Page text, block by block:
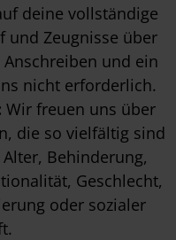
deine vollständige
und Zeugnisse über
und ein
nicht erforderlich.
Wir freuen uns über
die so vielfältig sind
Behinderung,
Geschlecht,
oder sozialer